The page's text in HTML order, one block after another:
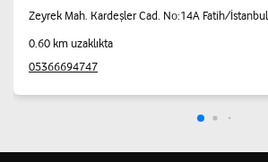
Zeyrek Mah. Kardeşler Cad. No:14A Fatih/İstanbul
0.60 km uzaklıkta
05366694747